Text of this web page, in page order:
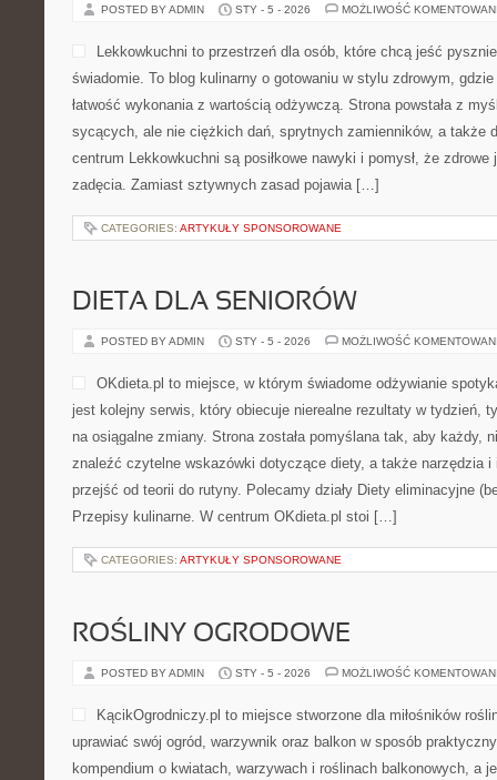
POSTED BY ADMIN STY - 5 - 2026 MOŻLIWOŚĆ
Lekkowkuchni to przestrzeń dla osób, które chcą jeść
świadomie. To blog kulinarny o gotowaniu w stylu zdrowym, gdzie
łatwość wykonania z wartością odżywczą. Strona powstała z
sycących, ale nie ciężkich dań, sprytnych zamienników, a także
centrum Lekkowkuchni są posiłkowe nawyki i pomysł, że
zadęcia. Zamiast sztywnych zasad pojawia […]
CATEGORIES: ARTYKUŁY SPONSOROWANE
DIETA DLA SENIORÓW
POSTED BY ADMIN STY - 5 - 2026 MOŻLIWOŚĆ
OKdieta.pl to miejsce, w którym świadome odżywianie
jest kolejny serwis, który obiecuje nierealne rezultaty w tydzień,
na osiągalne zmiany. Strona została pomyślana tak, aby każdy,
znaleźć czytelne wskazówki dotyczące diety, a także narzędzia i
przejść od teorii do rutyny. Polecamy działy Diety eliminacyjne
Przepisy kulinarne. W centrum OKdieta.pl stoi […]
CATEGORIES: ARTYKUŁY SPONSOROWANE
ROŚLINY OGRODOWE
POSTED BY ADMIN STY - 5 - 2026 MOŻLIWOŚĆ
KącikOgrodniczy.pl to miejsce stworzone dla miłośników
uprawiać swój ogród, warzywnik oraz balkon w sposób
kompendium o kwiatach, warzywach i roślinach balkonowych, a